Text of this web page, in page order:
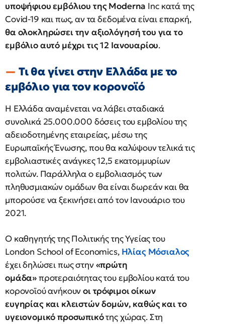
υποψήφιου εμβόλιου της Moderna Inc κατά της
Covid-19 και πως, αν τα δεδομένα είναι επαρκή,
θα ολοκληρώσει την αξιολόγησή του για το
εμβόλιο αυτό μέχρι τις 12 Ιανουαρίου.
Τι θα γίνει στην Ελλάδα με το
εμβόλιο για τον κορονοϊό
Η Ελλάδα αναμένεται να λάβει σταδιακά
συνολικά 25.000.000 δόσεις του εμβολίου της
αδειοδοτημένης εταιρείας, μέσω της
Ευρωπαϊκής Ένωσης, που θα καλύψουν τελικά τις
εμβολιαστικές ανάγκες 12,5 εκατομμυρίων
πολιτών. Παράλληλα ο εμβολιασμός των
πληθυσμιακών ομάδων θα είναι δωρεάν και θα
μπορούσε να ξεκινήσει από τον Ιανουάριο του
2021.
Ο καθηγητής της Πολιτικής της Υγείας του
London School of Economics, Ηλίας Μόσιαλος
έχει δηλώσει πωςστην«πρώτη
ομάδα»προτεραιότητας του εμβολίου κατά του
κορονοϊού ανήκουνοι τρόφιμοι οίκων
ευγηρίας και κλειστών δομών, καθώς και το
υγειονομικό προσωπικότης χώρας. Στη